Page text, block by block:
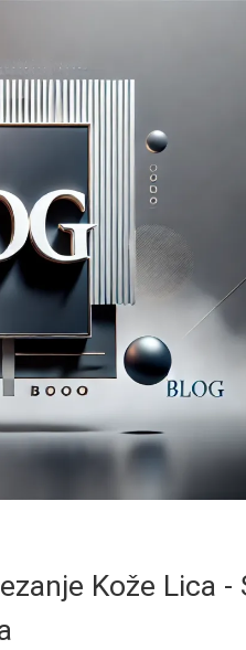
Kože Lica -